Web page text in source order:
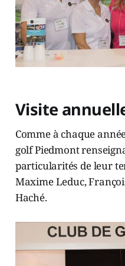
Visite
Comme à chaque
golf Piedmont
particularités de leur
Maxime Leduc,
Haché.